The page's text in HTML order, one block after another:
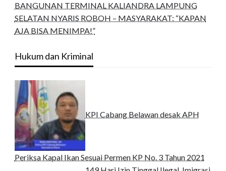
BANGUNAN TERMINAL KALIANDRA LAMPUNG
SELATAN NYARIS ROBOH – MASYARAKAT: “KAPAN
AJA BISA MENIMPA!”
Hukum dan Kriminal
KPI Cabang Belawan desak APH
Periksa Kapal Ikan Sesuai Permen KP No. 3 Tahun 2021